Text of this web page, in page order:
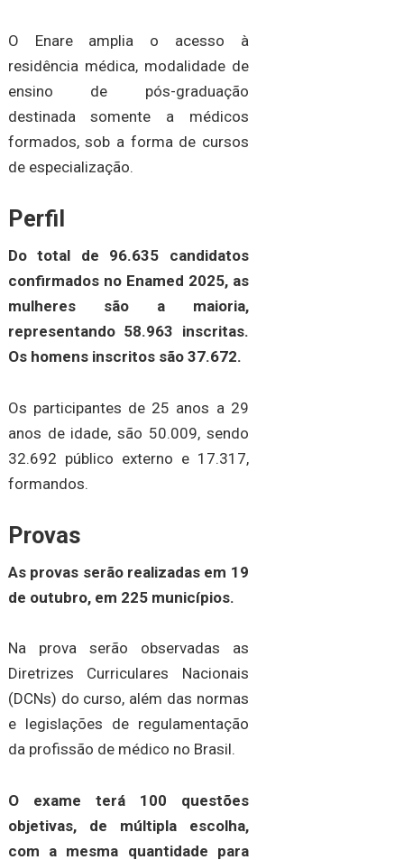
O Enare amplia o acesso à
residência médica, modalidade de
ensino de pós-graduação
destinada somente a médicos
formados, sob a forma de cursos
de especialização.
Perfil
Do total de 96.635 candidatos
confirmados no Enamed 2025, as
mulheres são a maioria,
representando 58.963 inscritas.
Os homens inscritos são 37.672.
Os participantes de 25 anos a 29
anos de idade, são 50.009, sendo
32.692 público externo e 17.317,
formandos.
Provas
As provas serão realizadas em 19
de outubro, em 225 municípios.
Na prova serão observadas as
Diretrizes Curriculares Nacionais
(DCNs) do curso, além das normas
e legislações de regulamentação
da profissão de médico no Brasil.
O exame terá 100 questões
objetivas, de múltipla escolha,
com a mesma quantidade para